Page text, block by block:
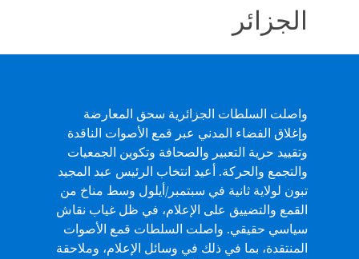
الجزائر
واصلت السلطات الجزائرية سحق المعارضة
وإغلاق الفضاء المدني عبر قمع الأصوات الناقدة
وتقييد حرية التعبير والصحافة وتكوين الجمعيات
والتجمع والحركة. أعيد انتخاب الرئيس عبد المجيد
تبون لولاية ثانية في سبتمبر/أيلول وسط مناخ من
القمع والتضييق على الإعلام، في ظل غياب نقاش
سياسي حقيقي. واصلت السلطات قمع الأصوات
المنتقدة، بما في ذلك في وسائل الإعلام، وملاحقة